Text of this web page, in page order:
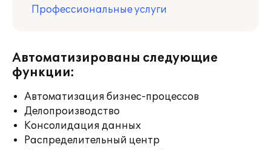
Профессиональные услуги
Автоматизированы следующие
функции:
Автоматизация бизнес-процессов
Делопроизводство
Консолидация данных
Распределительный центр